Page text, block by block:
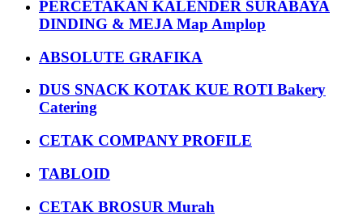
PERCETAKAN KALENDER SURABAYA
DINDING & MEJA Map Amplop
ABSOLUTE GRAFIKA
DUS SNACK KOTAK KUE ROTI Bakery
Catering
CETAK COMPANY PROFILE
TABLOID
CETAK BROSUR Murah